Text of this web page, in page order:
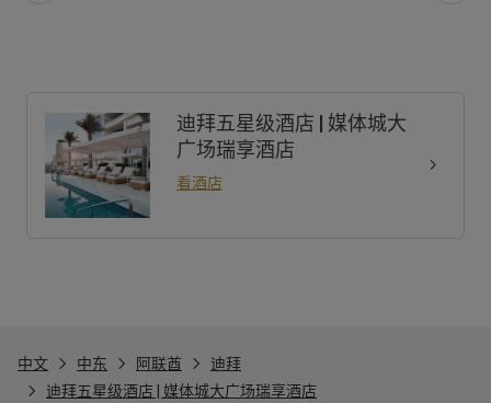
迪拜五星级酒店 | 媒体城大
广场瑞享酒店
看酒店
中文 中东 阿联酋
迪拜
迪拜五星级酒店 | 媒体城大广场瑞享酒店